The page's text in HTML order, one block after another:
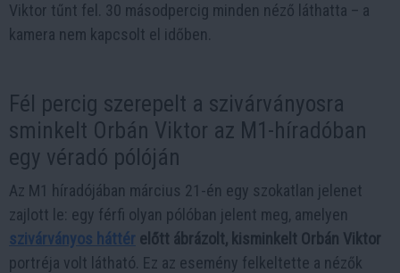
Viktor tűnt fel. 30 másodpercig minden néző láthatta – a
kamera nem kapcsolt el időben.
Fél percig szerepelt a szivárványosra
sminkelt Orbán Viktor az M1-híradóban
egy véradó pólóján
Az M1 híradójában március 21-én egy szokatlan jelenet
zajlott le: egy férfi olyan pólóban jelent meg, amelyen
szivárványos háttér előtt ábrázolt, kisminkelt Orbán Viktor
portréja volt látható. Ez az esemény felkeltette a nézők